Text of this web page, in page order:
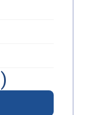
)